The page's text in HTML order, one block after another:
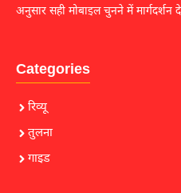
अनुसार सही मोबाइल चुनने में मार्गदर्शन
Categories
रिव्यू
तुलना
गाइड